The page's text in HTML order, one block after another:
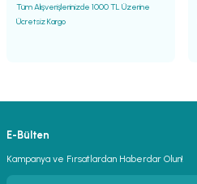
Tüm Alışverişlerinizde 1000 TL Üzerine
Ücretsiz Kargo
E-Bülten
Kampanya ve Fırsatlardan Haberdar Olun!